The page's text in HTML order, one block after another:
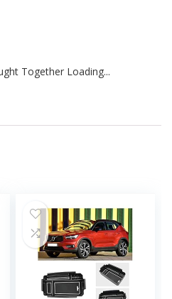
Together Loading...